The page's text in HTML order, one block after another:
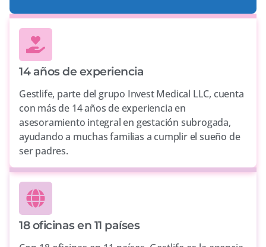
14 años de experiencia
Gestlife, parte del grupo Invest Medical LLC, cuenta
con más de 14 años de experiencia en
asesoramiento integral en gestación subrogada,
ayudando a muchas familias a cumplir el sueño de
ser padres.
18 oficinas en 11 países